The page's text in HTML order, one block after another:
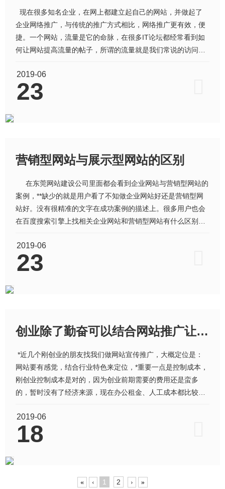
现在很多知名企业，在网上都建立起自己的网站，并做起了
企业网络推广，与传统的推广方式相比，网络推广更有效，便
捷。一个网站，流量是它的命脉，在很多IT论坛都经常看到如
何让网站提高流量的帖子，所谓的流量就是我们常说的访问
光鲜亮丽的网站页面 &nb
2019-06
23
营销型网站与展示型网站的区别
在东莞网站建设公司里面都会看到企业网站与营销型网站的
案例，**缺少的就是用户看了不知做企业网站好还是营销型网
站好。没有很精准的文字在成功案例的描述上。很多用户也会
在百度搜索引擎上找相关企业网站和营销型网站有什么区别？
相信它会给客户带来更好的方向。 **，从它们两个定义区
2019-06
23
创业除了勤奋可以结合网站推广让业务倍增
*近几个刚创业的朋友找我们做网站宣传推广，大概定位是：
网站要有感觉，结合行业特色来定位，*重要一点是控制成本，
刚创业控制成本是对的，因为创业前期需要的费用还是蛮多
的，暂时没有了经济来源，现在办公租金、人工成本都比较高,
对的，但是在网络时代的今天，需要选择好网站设计定位，如
果单纯从价格上选择产品，*终是选择了
2019-06
18
« ‹ 1 2 › »